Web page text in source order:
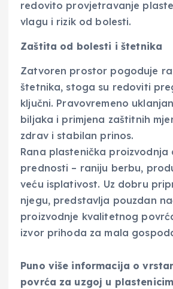
redovito provjetravanje
vlagu i rizik od bolesti.
Zaštita od bolesti i štetnika
Zatvoren prostor pogoduje
štetnika, stoga su redoviti
ključni. Pravovremeno
biljaka i primjena zaštitnih
zdrav i stabilan prinos.
Rana plastenička proizvodnja
prednosti – raniju berbu,
veću isplativost. Uz dobru
njegu, predstavlja pouzdan
proizvodnje kvalitetnog
izvor prihoda za mala
Puno više informacija o
povrća za uzgoj u